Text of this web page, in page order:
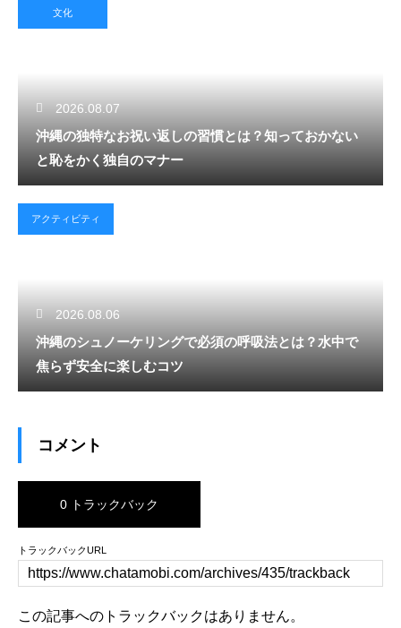
文化
2026.08.07
沖縄の独特なお祝い返しの習慣とは？知っておかない
と恥をかく独自のマナー
アクティビティ
2026.08.06
沖縄のシュノーケリングで必須の呼吸法とは？水中で
焦らず安全に楽しむコツ
コメント
0 トラックバック
トラックバックURL
この記事へのトラックバックはありません。